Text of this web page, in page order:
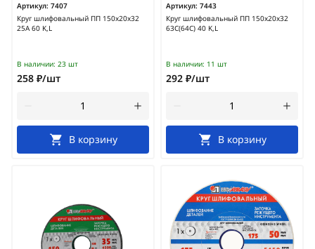
Артикул: 7407
Круг шлифовальный ПП 150х20х32
25А 60 K,L
В наличии: 23 шт
258 ₽/шт
В корзину
Артикул: 7443
Круг шлифовальный ПП 150х20х32
63С(64С) 40 K,L
В наличии: 11 шт
292 ₽/шт
В корзину